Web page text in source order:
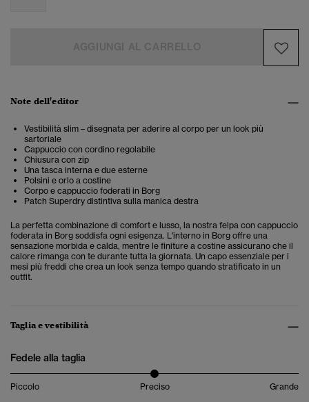
Note dell'editor
Vestibilità slim – disegnata per aderire al corpo per un look più
sartoriale
Cappuccio con cordino regolabile
Chiusura con zip
Una tasca interna e due esterne
Polsini e orlo a costine
Corpo e cappuccio foderati in Borg
Patch Superdry distintiva sulla manica destra
La perfetta combinazione di comfort e lusso, la nostra felpa con cappuccio
foderata in Borg soddisfa ogni esigenza. L'interno in Borg offre una
sensazione morbida e calda, mentre le finiture a costine assicurano che il
calore rimanga con te durante tutta la giornata. Un capo essenziale per i
mesi più freddi che crea un look senza tempo quando stratificato in un
outfit.
Taglia e vestibilità
Fedele alla taglia
Piccolo Preciso Grande